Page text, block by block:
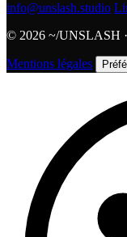
info@unslash.studio
© 2026 ~/UNSLASH
Mentions légales